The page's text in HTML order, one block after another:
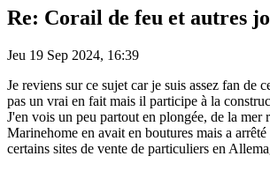
Re: Corail de feu et autres
Jeu 19 Sep 2024, 16:39
Je reviens sur ce sujet car je suis assez fan de
pas un vrai en fait mais il participe à la
J'en vois un peu partout en plongée, de la mer
Marinehome en avait en boutures mais a
certains sites de vente de particuliers en